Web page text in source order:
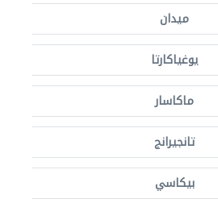
ميدان
يوغياكارتا
ماكاسار
تانجيرانج
بيكاسي